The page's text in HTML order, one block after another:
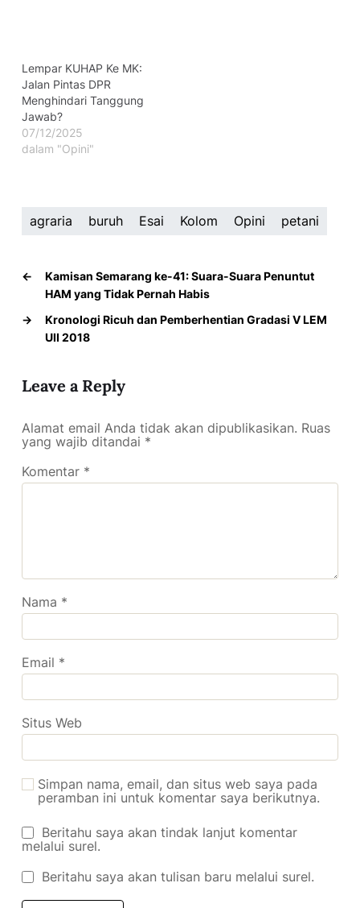
Lempar KUHAP Ke MK:
Jalan Pintas DPR
Menghindari Tanggung
Jawab?
07/12/2025
dalam "Opini"
agraria buruh Esai Kolom Opini petani
←
Kamisan Semarang ke-41: Suara-Suara Penuntut
HAM yang Tidak Pernah Habis
→
Kronologi Ricuh dan Pemberhentian Gradasi V LEM
UII 2018
Leave a Reply
Alamat email Anda tidak akan dipublikasikan. Ruas
yang wajib ditandai *
Komentar *
Nama *
Email *
Situs Web
Simpan nama, email, dan situs web saya pada
peramban ini untuk komentar saya berikutnya.
Beritahu saya akan tindak lanjut komentar
melalui surel.
Beritahu saya akan tulisan baru melalui surel.